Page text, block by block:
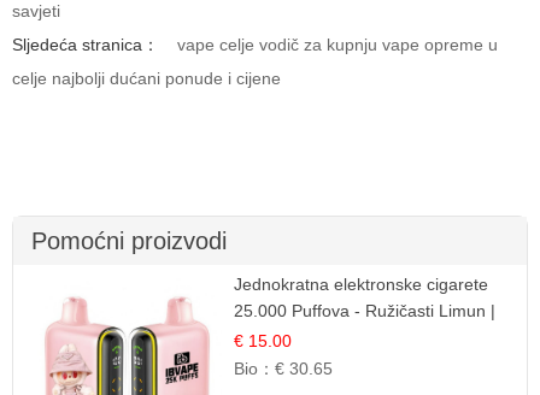
savjeti
Sljedeća stranica：
vape celje vodič za kupnju vape opreme u
celje najbolji dućani ponude i cijene
Pomoćni proizvodi
Jednokratna elektronske cigarete
25.000 Puffova - Ružičasti Limun |
Osježavajuća Citrusna Aroma
€ 15.00
Bio：€ 30.65